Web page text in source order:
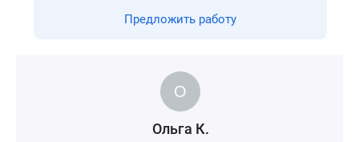
Предложить работу
Ольга К.